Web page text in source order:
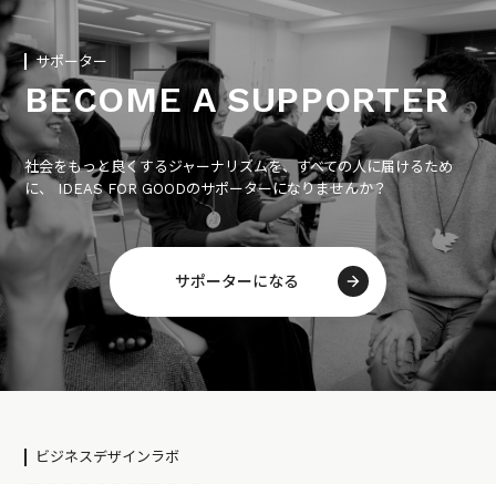
サポーター
BECOME A SUPPORTER
社会をもっと良くするジャーナリズムを、すべての人に届けるため
に、 IDEAS FOR GOODのサポーターになりませんか？
サポーターになる
ビジネスデザインラボ